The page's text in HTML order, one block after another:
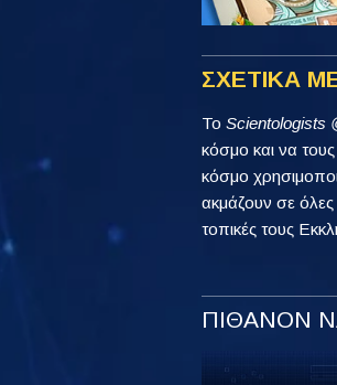
ΣΧΕΤΙΚΑ
Το Scientologists
κόσμο και να
κόσμο
ακμάζουν σε όλες
τοπικές τους
ΠΙΘΑΝΟΝ